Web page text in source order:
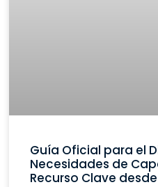
Guía Oficial para el
Necesidades de
Recurso Clave